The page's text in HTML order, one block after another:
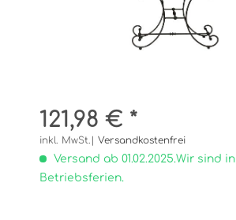
121,98 € *
inkl. MwSt.| Versandkostenfrei
Versand ab 01.02.2025.Wir sind in
Betriebsferien.